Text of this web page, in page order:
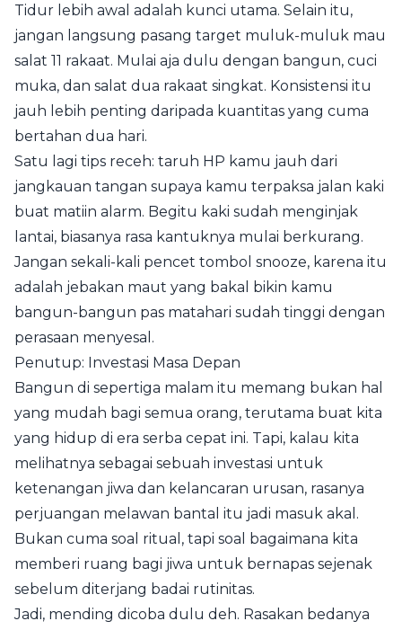
Tidur lebih awal adalah kunci utama. Selain itu,
jangan langsung pasang target muluk-muluk mau
salat 11 rakaat. Mulai aja dulu dengan bangun, cuci
muka, dan salat dua rakaat singkat. Konsistensi itu
jauh lebih penting daripada kuantitas yang cuma
bertahan dua hari.
Satu lagi tips receh: taruh HP kamu jauh dari
jangkauan tangan supaya kamu terpaksa jalan kaki
buat matiin alarm. Begitu kaki sudah menginjak
lantai, biasanya rasa kantuknya mulai berkurang.
Jangan sekali-kali pencet tombol snooze, karena itu
adalah jebakan maut yang bakal bikin kamu
bangun-bangun pas matahari sudah tinggi dengan
perasaan menyesal.
Penutup: Investasi Masa Depan
Bangun di sepertiga malam itu memang bukan hal
yang mudah bagi semua orang, terutama buat kita
yang hidup di era serba cepat ini. Tapi, kalau kita
melihatnya sebagai sebuah investasi untuk
ketenangan jiwa dan kelancaran urusan, rasanya
perjuangan melawan bantal itu jadi masuk akal.
Bukan cuma soal ritual, tapi soal bagaimana kita
memberi ruang bagi jiwa untuk bernapas sejenak
sebelum diterjang badai rutinitas.
Jadi, mending dicoba dulu deh. Rasakan bedanya